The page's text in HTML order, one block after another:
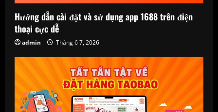
Hướng dẫn cài đặt và sử dụng app 1688 trên điện
thoại cực dễ
admin Tháng 6 7, 2026